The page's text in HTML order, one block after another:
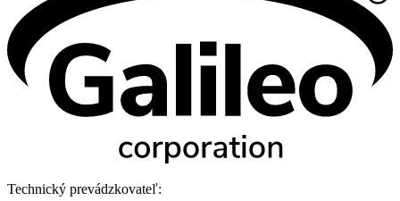
Technický prevádzkovateľ: